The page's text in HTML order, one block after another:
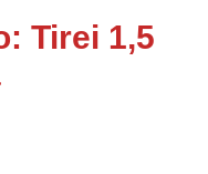
Tirei 1,5